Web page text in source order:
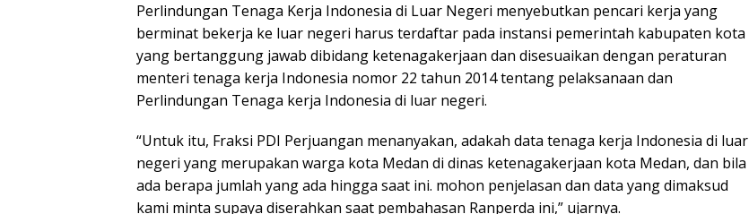
Perlindungan Tenaga Kerja Indonesia di Luar Negeri menyebutkan pencari kerja yang
berminat bekerja ke luar negeri harus terdaftar pada instansi pemerintah kabupaten kota
yang bertanggung jawab dibidang ketenagakerjaan dan disesuaikan dengan peraturan
menteri tenaga kerja Indonesia nomor 22 tahun 2014 tentang pelaksanaan dan
Perlindungan Tenaga kerja Indonesia di luar negeri.
“Untuk itu, Fraksi PDI Perjuangan menanyakan, adakah data tenaga kerja Indonesia di luar
negeri yang merupakan warga kota Medan di dinas ketenagakerjaan kota Medan, dan bila
ada berapa jumlah yang ada hingga saat ini. mohon penjelasan dan data yang dimaksud
kami minta supaya diserahkan saat pembahasan Ranperda ini,” ujarnya.